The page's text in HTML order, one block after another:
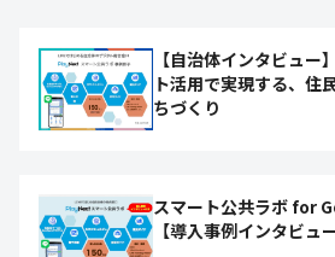
【自治体インタビュー
ト活用で実現する、住
ちづくり
スマート公共ラボ for
【導入事例インタビュ